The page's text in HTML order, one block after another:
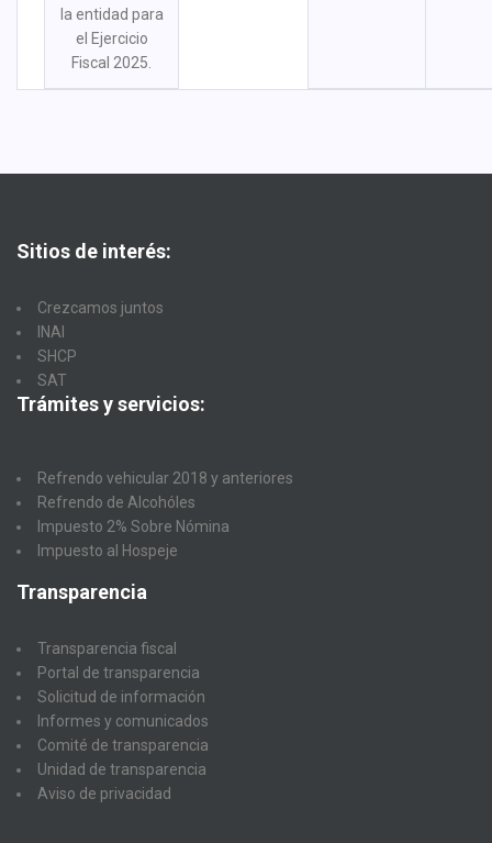
la entidad para
el Ejercicio
Fiscal 2025.
Sitios de interés:
Crezcamos juntos
INAI
SHCP
SAT
Trámites y servicios:
Refrendo vehicular 2018 y anteriores
Refrendo de Alcohóles
Impuesto 2% Sobre Nómina
Impuesto al Hospeje
Transparencia
Transparencia fiscal
Portal de transparencia
Solicitud de información
Informes y comunicados
Comité de transparencia
Unidad de transparencia
Aviso de privacidad